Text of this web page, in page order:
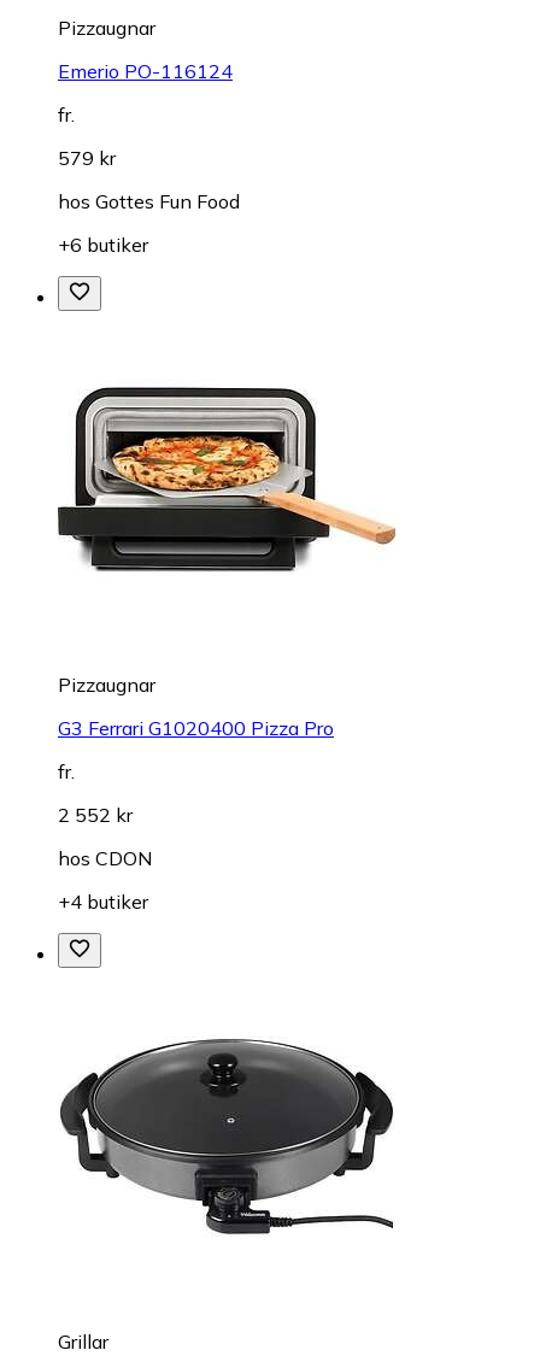
Pizzaugnar
Emerio PO-116124
fr.
579 kr
hos Gottes Fun Food
+6 butiker
Pizzaugnar
G3 Ferrari G1020400 Pizza Pro
fr.
2 552 kr
hos CDON
+4 butiker
Grillar